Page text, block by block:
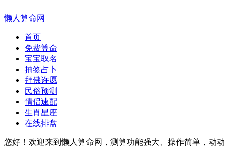
懒人算命网
首页
免费算命
宝宝取名
抽签占卜
拜佛许愿
民俗预测
情侣速配
生肖星座
在线排盘
您好！欢迎来到懒人算命网，测算功能强大、操作简单，动动